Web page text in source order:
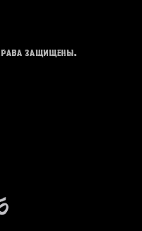
защищены.